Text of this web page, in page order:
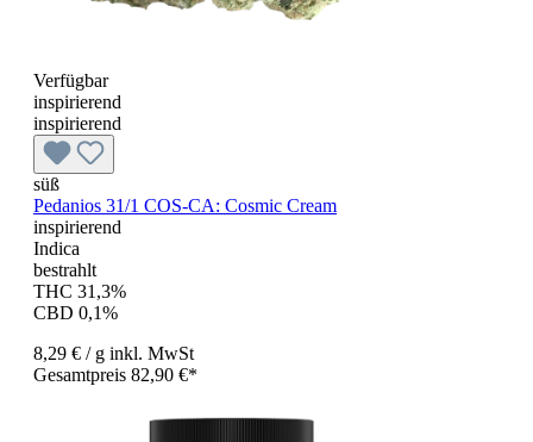
Verfügbar
inspirierend
inspirierend
süß
Pedanios 31/1 COS-CA: Cosmic Cream
inspirierend
Indica
bestrahlt
THC 31,3%
CBD 0,1%
8,29 € / g inkl. MwSt
Gesamtpreis 82,90 €*